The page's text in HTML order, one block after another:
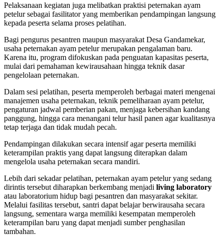
Pelaksanaan kegiatan juga melibatkan praktisi peternakan ayam
petelur sebagai fasilitator yang memberikan pendampingan langsung
kepada peserta selama proses pelatihan.
Bagi pengurus pesantren maupun masyarakat Desa Gandamekar,
usaha peternakan ayam petelur merupakan pengalaman baru.
Karena itu, program difokuskan pada penguatan kapasitas peserta,
mulai dari pemahaman kewirausahaan hingga teknik dasar
pengelolaan peternakan.
Dalam sesi pelatihan, peserta memperoleh berbagai materi mengenai
manajemen usaha peternakan, teknik pemeliharaan ayam petelur,
pengaturan jadwal pemberian pakan, menjaga kebersihan kandang
panggung, hingga cara menangani telur hasil panen agar kualitasnya
tetap terjaga dan tidak mudah pecah.
Pendampingan dilakukan secara intensif agar peserta memiliki
keterampilan praktis yang dapat langsung diterapkan dalam
mengelola usaha peternakan secara mandiri.
Lebih dari sekadar pelatihan, peternakan ayam petelur yang sedang
dirintis tersebut diharapkan berkembang menjadi living laboratory
atau laboratorium hidup bagi pesantren dan masyarakat sekitar.
Melalui fasilitas tersebut, santri dapat belajar berwirausaha secara
langsung, sementara warga memiliki kesempatan memperoleh
keterampilan baru yang dapat menjadi sumber penghasilan
tambahan.